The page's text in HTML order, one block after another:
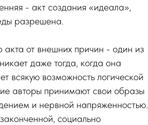
- акт создания «идеала»,
разрешена.
акта от внешних причин - один из
даже тогда, когда она
всякую возможность логической
авторы принимают свои образы
и нервной напряженностью.
социально